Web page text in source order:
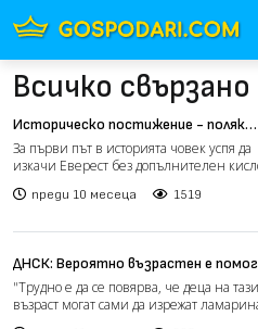
Всичко свързано
Историческо постижение - поляк
изкачи Еверест без кислород и се
със ски до базовия лагер
За първи път в историята човек успя да
изкачи Еверест без допълнителен
преди 10 месеца 1519
ДНСК: Вероятно възрастен е
на децата да пробият оградата, за
качат на 200-метровия кран
"Трудно е да се повярва, че деца на тази
възраст могат сами да изрежат